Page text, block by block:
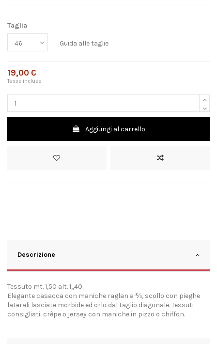
Taglia
Guida alle taglie
19,00 €
Tasse incluse
Aggiungi al carrello
Descrizione
Tessuto mt. 1,50 alt. 1,,40.
Elegante casacca con maniche raglan a ¾, scollo con pieghe
laterali lasciate morbide ed orlo dal taglio diagonale. Tessuti
consigliati: crêpe o jersey con maniche in pizzo o chiffon.